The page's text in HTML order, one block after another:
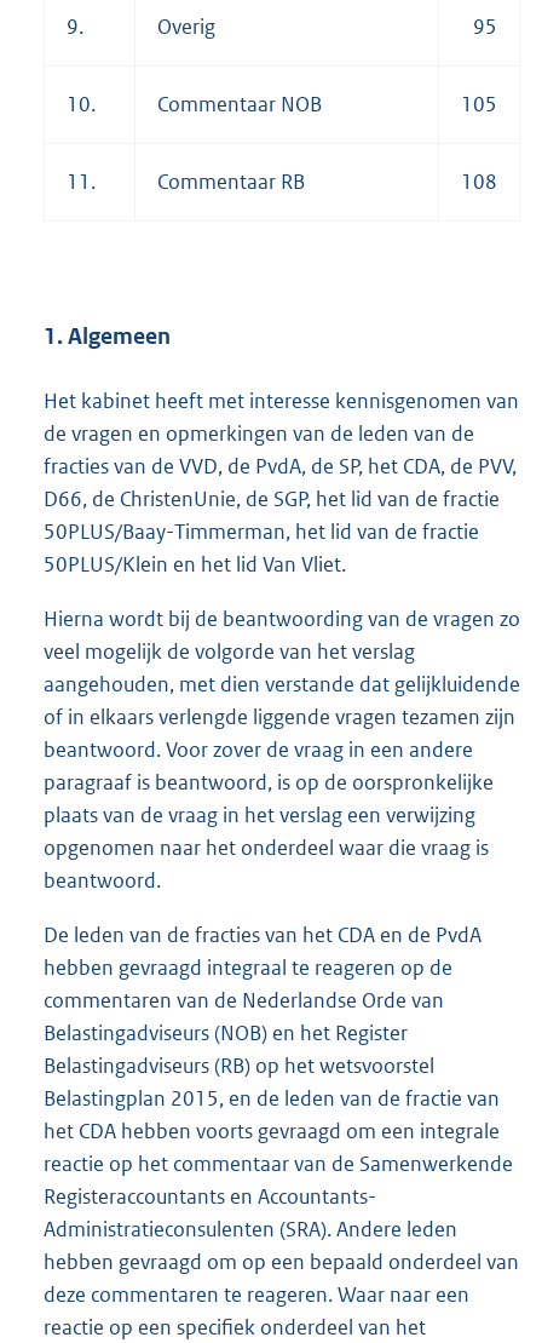
9. Overig 95
10. Commentaar NOB 105
11. Commentaar RB 108
1. Algemeen
Het kabinet heeft met interesse kennisgenomen van
de vragen en opmerkingen van de leden van de
fracties van de VVD, de PvdA, de SP, het CDA, de PVV,
D66, de ChristenUnie, de SGP, het lid van de fractie
50PLUS/Baay-Timmerman, het lid van de fractie
50PLUS/Klein en het lid Van Vliet.
Hierna wordt bij de beantwoording van de vragen zo
veel mogelijk de volgorde van het verslag
aangehouden, met dien verstande dat gelijkluidende
of in elkaars verlengde liggende vragen tezamen zijn
beantwoord. Voor zover de vraag in een andere
paragraaf is beantwoord, is op de oorspronkelijke
plaats van de vraag in het verslag een verwijzing
opgenomen naar het onderdeel waar die vraag is
beantwoord.
De leden van de fracties van het CDA en de PvdA
hebben gevraagd integraal te reageren op de
commentaren van de Nederlandse Orde van
Belastingadviseurs (NOB) en het Register
Belastingadviseurs (RB) op het wetsvoorstel
Belastingplan 2015, en de leden van de fractie van
het CDA hebben voorts gevraagd om een integrale
reactie op het commentaar van de Samenwerkende
Registeraccountants en Accountants-
Administratieconsulenten (SRA). Andere leden
hebben gevraagd om op een bepaald onderdeel van
deze commentaren te reageren. Waar naar een
reactie op een specifiek onderdeel van het